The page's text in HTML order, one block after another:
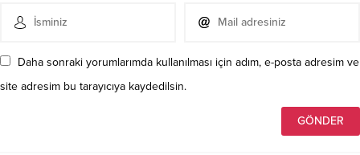
Daha sonraki yorumlarımda kullanılması için adım, e-posta adresim ve
site adresim bu tarayıcıya kaydedilsin.